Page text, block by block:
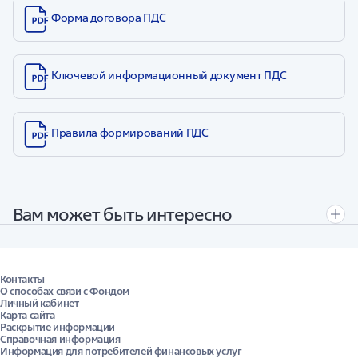
Форма договора ПДС
Ключевой информационный документ ПДС
Правила формирований ПДС
Вам может быть интересно
Сервисы
Калькулятор ПДС
Калькулятор ОПС
Личный кабинет ПДС
Контакты
О способах связи с Фондом
Личный кабинет
Карта сайта
Раскрытие информации
Справочная информация
Информация для потребителей финансовых услуг